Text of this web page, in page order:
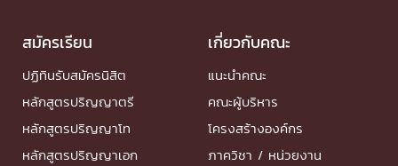
สมัครเรียน
ปฏิทินรับสมัครนิสิต
หลักสูตรปริญญาตรี
หลักสูตรปริญญาโท
หลักสูตรปริญญาเอก
เกี่ยวกับคณะ
แนะนำคณะ
คณะผู้บริหาร
โครงสร้างองค์กร
ภาควิชา / หน่วยงาน